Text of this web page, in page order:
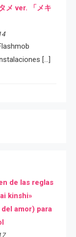
メ ver. 「メキ
[…]
de las reglas
kinshi»
amor) para